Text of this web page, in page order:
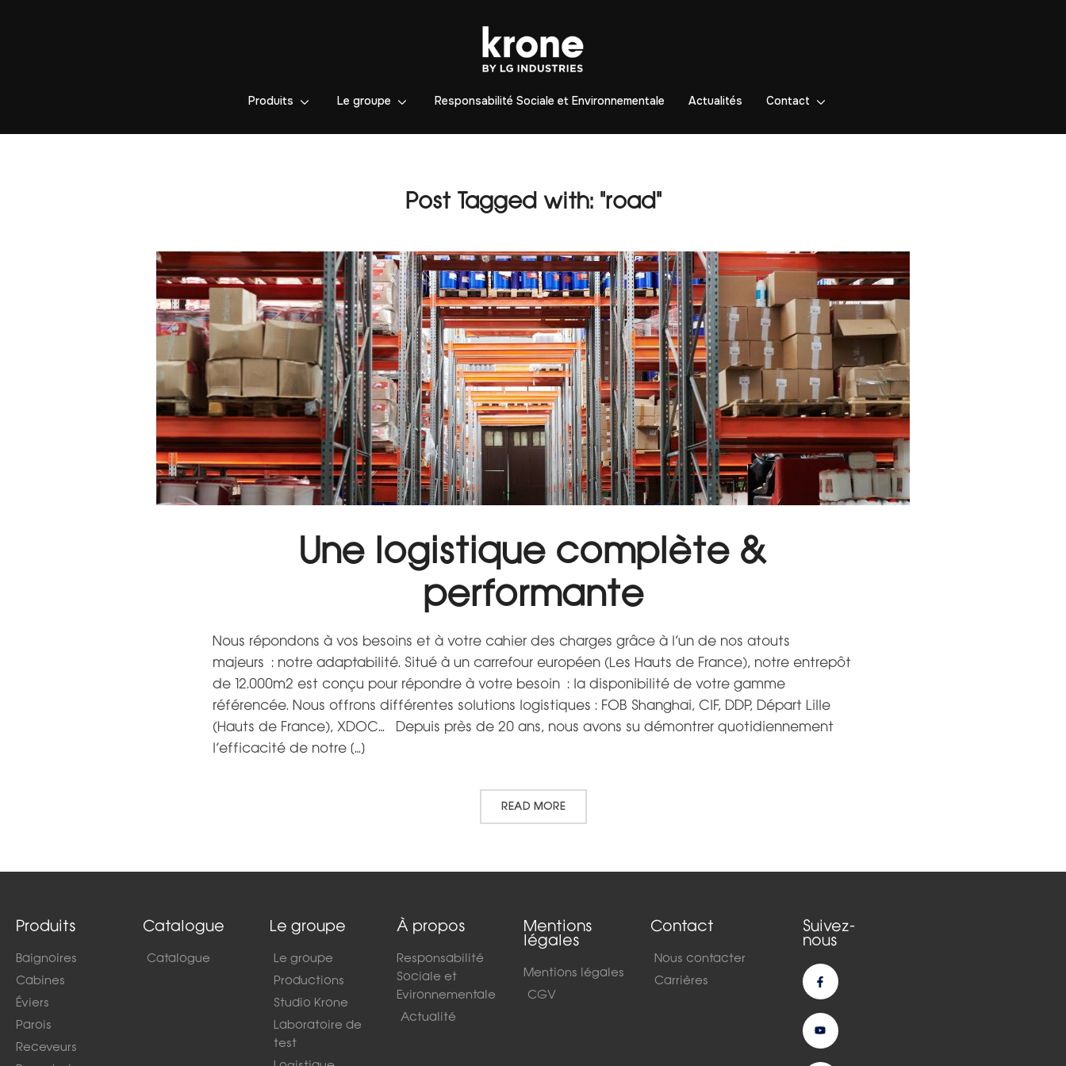
Produits Le groupe Responsabilité Sociale et Environnementale Actualités Contact
Post Tagged with: "road"
Une logistique complète &
performante
Nous répondons à vos besoins et à votre cahier des charges grâce à l’un de nos atouts
majeurs : notre adaptabilité. Situé à un carrefour européen (Les Hauts de France), notre entrepôt
de 12.000m2 est conçu pour répondre à votre besoin : la disponibilité de votre gamme
référencée. Nous offrons différentes solutions logistiques : FOB Shanghai, CIF, DDP, Départ Lille
(Hauts de France), XDOC… Depuis près de 20 ans, nous avons su démontrer quotidiennement
l’efficacité de notre […]
READ MORE
Produits
Baignoires
Cabines
Éviers
Parois
Receveurs
Catalogue
Catalogue
Le groupe
Le groupe
Productions
Studio Krone
Laboratoire de
test
À propos
Responsabilité
Sociale et
Evironnementale
Actualité
Mentions
légales
Mentions légales
CGV
Contact
Nous contacter
Carrières
Suivez-
nous